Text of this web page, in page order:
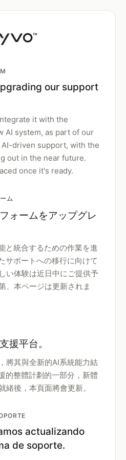
our support
it with the
AI system, as part of our
driven support, with the
out in the near future.
once it's ready.
ム
ォームをアップグレ
と統合するための作業を進
サポートへの移行に向けて
い体験は近日中にご提供予
、本ページは更新されま
援平台。
將其與全新的AI系統能力結
的整體計劃的一部分，新體
緒後，本頁面將會更新。
actualizando
de soporte.